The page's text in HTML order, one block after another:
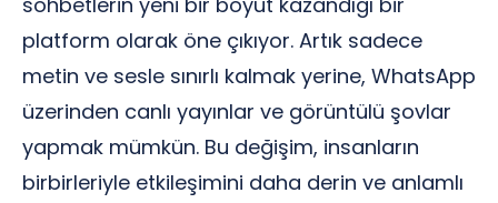
platform olarak öne çıkıyor. Artık sadece
metin ve sesle sınırlı kalmak yerine, WhatsApp
üzerinden canlı yayınlar ve görüntülü şovlar
yapmak mümkün. Bu değişim, insanların
birbirleriyle etkileşimini daha derin ve anlamlı